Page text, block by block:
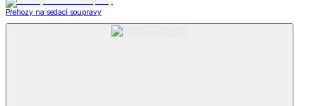
Přehozy na sedací soupravy